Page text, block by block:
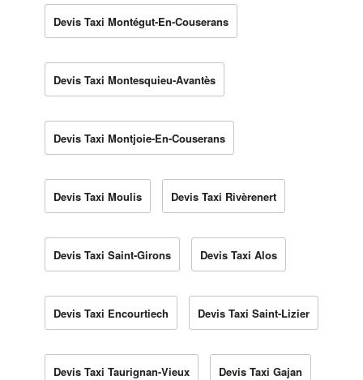
Devis Taxi Montégut-En-Couserans
Devis Taxi Montesquieu-Avantès
Devis Taxi Montjoie-En-Couserans
Devis Taxi Moulis Devis Taxi Rivèrenert
Devis Taxi Saint-Girons Devis Taxi Alos
Devis Taxi Encourtiech Devis Taxi Saint-Lizier
Devis Taxi Taurignan-Vieux Devis Taxi Gajan